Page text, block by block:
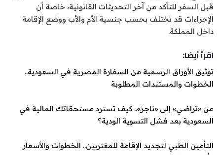
قبل السفر للتأكد من آخر التحديثات القانونية، خاصة أن
الإجراءات قد تختلف بحسب جنسية الأم والأب ووضع الإقامة
داخل المملكة.
اقرأ أيضا:
توثيق الأوراق الرسمية من السفارة المصرية في السعودية..
الخطوات والمستندات المطلوبة
من «تراضي» إلى «ناجز».. كيف تسترد مستحقاتك المالية في
السعودية بعد فشل التسوية الودية؟
التأمين الطبي لتجديد الإقامة للمغتربين.. الخطوات والأسعار